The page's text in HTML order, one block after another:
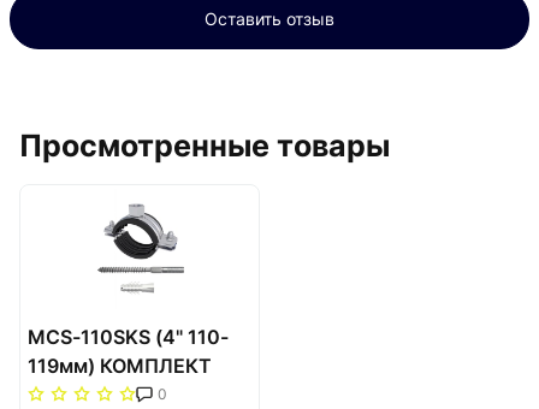
Оставить отзыв
Просмотренные товары
MCS-110SKS (4" 110-
119мм) КОМПЛЕКТ
хомут мет.+
0